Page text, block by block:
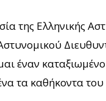
της Ελληνικής
έναν
καθήκοντα